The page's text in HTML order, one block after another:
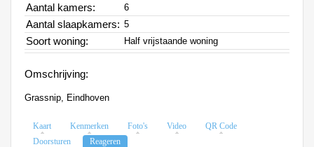
Aantal kamers: 6
Aantal slaapkamers: 5
Soort woning: Half vrijstaande woning
Omschrijving:
Grassnip, Eindhoven
Kaart Kenmerken Foto's Video
QR Code
Doorsturen
Reageren